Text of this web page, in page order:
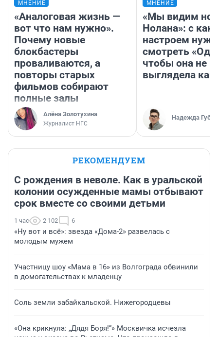
МНЕНИЕ
«Аналоговая жизнь —
вот что нам нужно».
Почему новые
блокбастеры
проваливаются, а
повторы старых
фильмов собирают
полные залы
Алёна Золотухина
Журналист НГС
МНЕНИЕ
«Мы видим
Нолана»: с
настроем
смотреть
чтобы она не
выглядела как
Надежда
РЕКОМЕНДУЕМ
С рождения в неволе. Как в уральской
колонии осужденные мамы отбывают
срок вместе со своими детьми
1 час 2 102 6
«Ну вот и всё»: звезда «Дома-2» развелась с
молодым мужем
Участницу шоу «Мама в 16» из Волгограда обвинили
в домогательствах к младенцу
Соль земли забайкальской. Нижегородцевы
«Она крикнула: „Дядя Боря!“» Москвичка исчезла